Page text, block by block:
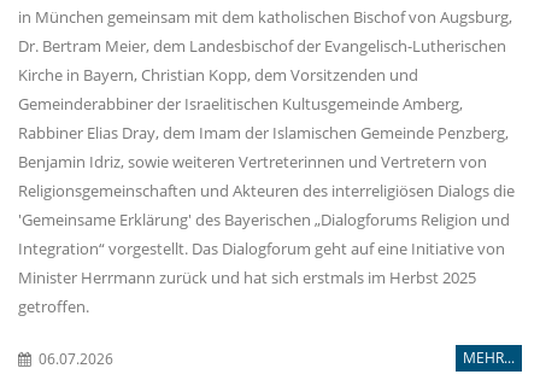
in München gemeinsam mit dem katholischen Bischof von Augsburg,
Dr. Bertram Meier, dem Landesbischof der Evangelisch-Lutherischen
Kirche in Bayern, Christian Kopp, dem Vorsitzenden und
Gemeinderabbiner der Israelitischen Kultusgemeinde Amberg,
Rabbiner Elias Dray, dem Imam der Islamischen Gemeinde Penzberg,
Benjamin Idriz, sowie weiteren Vertreterinnen und Vertretern von
Religionsgemeinschaften und Akteuren des interreligiösen Dialogs die
'Gemeinsame Erklärung' des Bayerischen „Dialogforums Religion und
Integration“ vorgestellt. Das Dialogforum geht auf eine Initiative von
Minister Herrmann zurück und hat sich erstmals im Herbst 2025
getroffen.
06.07.2026 MEHR...